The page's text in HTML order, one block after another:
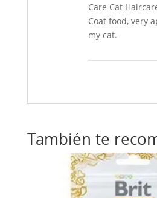
Care Cat
Coat food, very
my cat.
También te